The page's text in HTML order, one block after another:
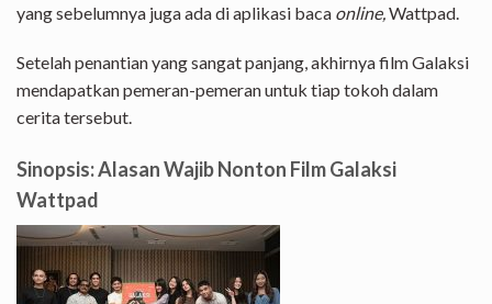
yang sebelumnya juga ada di aplikasi baca online, Wattpad.
Setelah penantian yang sangat panjang, akhirnya film Galaksi
mendapatkan pemeran-pemeran untuk tiap tokoh dalam
cerita tersebut.
Sinopsis: Alasan Wajib Nonton Film Galaksi
Wattpad